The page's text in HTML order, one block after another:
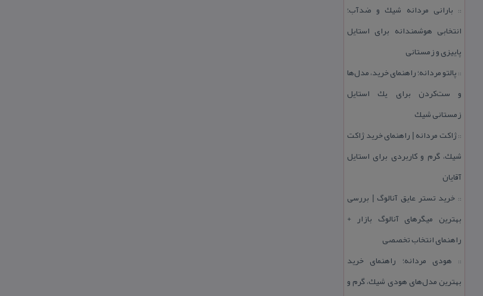
:: بارانی مردانه شیك و ضدآب؛
انتخابی هوشمندانه برای استایل
پاییزی و زمستانی
:: پالتو مردانه؛ راهنمای خرید، مدل‌ها
و ست‌كردن برای یك استایل
زمستانی شیك
::ژاكت مردانه | راهنمای خرید ژاكت
شیك، گرم و كاربردی برای استایل
آقایان
:: خرید تستر عایق آنالوگ | بررسی
بهترین میگرهای آنالوگ بازار +
راهنمای انتخاب تخصصی
:: هودی مردانه؛ راهنمای خرید
بهترین مدل‌های هودی شیك، گرم و